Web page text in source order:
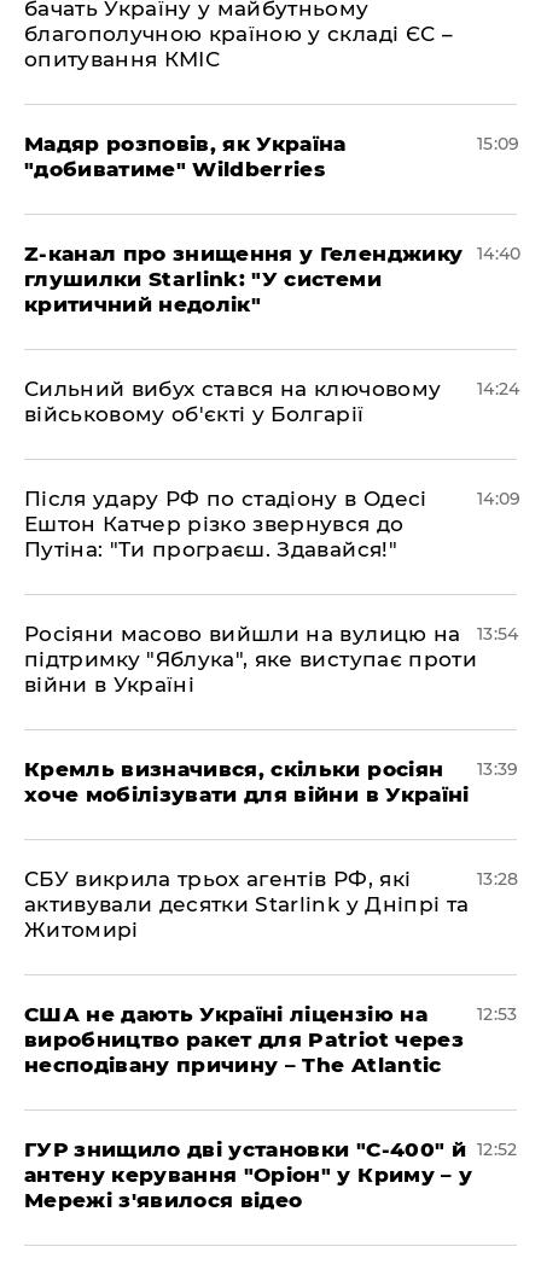
бачать Україну у майбутньому
благополучною країною у складі ЄС –
опитування КМІС
Мадяр розповів, як Україна
"добиватиме" Wildberries
15:09
Z-канал про знищення у Геленджику
глушилки Starlink: "У системи
критичний недолік"
14:40
Сильний вибух стався на ключовому
військовому об'єкті у Болгарії
14:24
Після удару РФ по стадіону в Одесі
Ештон Катчер різко звернувся до
Путіна: "Ти програєш. Здавайся!"
14:09
Росіяни масово вийшли на вулицю на
підтримку "Яблука", яке виступає проти
війни в Україні
13:54
Кремль визначився, скільки росіян
хоче мобілізувати для війни в Україні
13:39
СБУ викрила трьох агентів РФ, які
активували десятки Starlink у Дніпрі та
Житомирі
13:28
США не дають Україні ліцензію на
виробництво ракет для Patriot через
несподівану причину – The Atlantic
12:53
ГУР знищило дві установки "С-400" й
антену керування "Оріон" у Криму – у
Мережі з'явилося відео
12:52